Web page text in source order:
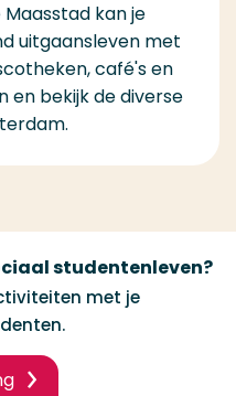
kan je
uitgaansleven met
café's en
en bekijk de diverse
studentenleven?
met je